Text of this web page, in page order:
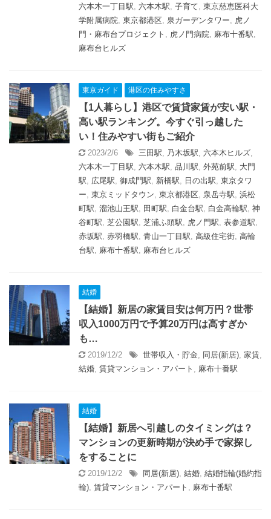
六本木一丁目駅, 六本木駅, 子育て, 東京慈恵医科大
学附属病院, 東京都港区, 泉ガーデンタワー, 虎ノ
門・麻布台プロジェクト , 虎ノ門病院, 麻布十番駅,
麻布台ヒルズ
東京ガイド 港区の住みやすさ
【1人暮らし】港区で賃貸家賃が安い駅・
高い駅ランキング。今すぐ引っ越した
い！住みやすい街もご紹介
2023/2/6 三田駅, 乃木坂駅, 六本木ヒルズ,
六本木一丁目駅, 六本木駅, 品川駅, 外苑前駅, 大門
駅, 広尾駅, 御成門駅, 新橋駅, 日の出駅, 東京タワ
ー, 東京ミッドタウン, 東京都港区, 泉岳寺駅, 浜松
町駅, 溜池山王駅, 田町駅, 白金台駅, 白金高輪駅, 神
谷町駅, 芝公園駅, 芝浦ふ頭駅, 虎ノ門駅, 表参道駅,
赤坂駅, 赤羽橋駅, 青山一丁目駅, 高級住宅街, 高輪
台駅, 麻布十番駅, 麻布台ヒルズ
結婚
【結婚】新居の家賃目安は何万円？世帯
収入1000万円で予算20万円は高すぎか
も…
2019/12/2 世帯収入・貯金, 同居(新居), 家賃,
結婚, 賃貸マンション・アパート , 麻布十番駅
結婚
【結婚】新居へ引越しのタイミングは？
マンションの更新時期が決め手で家探し
をすることに
2019/12/2 同居(新居), 結婚, 結婚指輪(婚約指
輪), 賃貸マンション・アパート , 麻布十番駅